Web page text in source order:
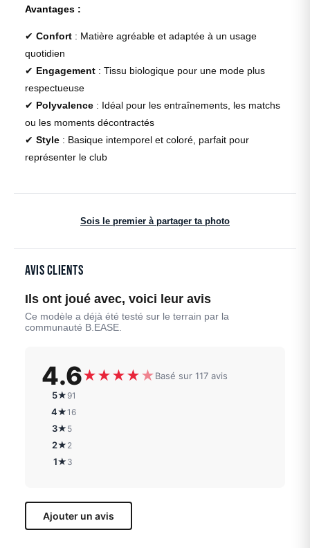
Avantages :
✔ Confort : Matière agréable et adaptée à un usage
quotidien
✔ Engagement : Tissu biologique pour une mode plus
respectueuse
✔ Polyvalence : Idéal pour les entraînements, les matchs
ou les moments décontractés
✔ Style : Basique intemporel et coloré, parfait pour
représenter le club
Sois le premier à partager ta photo
Avis clients
Ils ont joué avec, voici leur avis
Ce modèle a déjà été testé sur le terrain par la
communauté B.EASE.
4.6★★★★★Basé sur 117 avis
5★ 91
4★16
3★ 5
2★ 2
1★ 3
Ajouter un avis